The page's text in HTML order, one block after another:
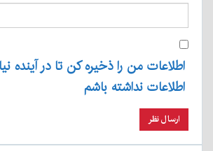
اطلاعات من را ذخیره کن تا در آینده
اطلاعات نداشته باشم